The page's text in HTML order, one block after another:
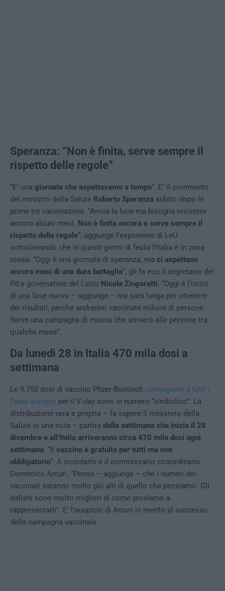
Speranza: “Non è finita, serve sempre il
rispetto delle regole”
“E’ una giornata che aspettavamo a tempo“. E’ il commento
del ministro della Salute Roberto Speranza subito dopo le
prime tre vaccinazioni. “Arriva la luce ma bisogna resistere
ancora alcuni mesi. Non è finita ancora e serve sempre il
rispetto delle regole“, aggiunge l’esponente di LeU
sottolineando che in questi giorni di festa l’Italia è in zona
rossa. “Oggi è una giornata di speranza, ma ci aspettano
ancora mesi di una dura battaglia“, gli fa eco il segretario del
Pd e governatore del Lazio Nicola Zingaretti. “Oggi è l’inizio
di una fase nuova – aggiunge – ma sarà lunga per ottenere
dei risultati, perché andranno vaccinate milioni di persone.
Serve una campagna di massa che arriverà alle persone tra
qualche mese”.
Da lunedì 28 in Italia 470 mila dosi a
settimana
Le 9.750 dosi di vaccino Pfizer-Biontech consegnate a tutti i
Paesi europei per il V-day sono in numero “simbolico”. La
distribuzione vera e propria – fa sapere il ministero della
Salute in una nota – partirà dalla settimana che inizia il 28
dicembre e all’Italia arriveranno circa 470 mila dosi ogni
settimana. “Il vaccino è gratuito per tutti ma non
obbligatorio“. A ricordarlo è il commissario straordinario
Domenico Arcuri. “Penso – aggiunge – che i numeri dei
vaccinati saranno molto più alti di quello che pensiamo. Gli
italiani sono molto migliori di come proviamo a
rappresentarli”. E’ l’auspicio di Arcuri in merito al successo
della campagna vaccinale.